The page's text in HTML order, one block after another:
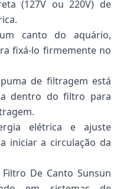
(127V ou 220V) de
canto do aquário,
fixá-lo firmemente no
de filtragem está
dentro do filtro para
elétrica e ajuste
iniciar a circulação da
De Canto Sunsun